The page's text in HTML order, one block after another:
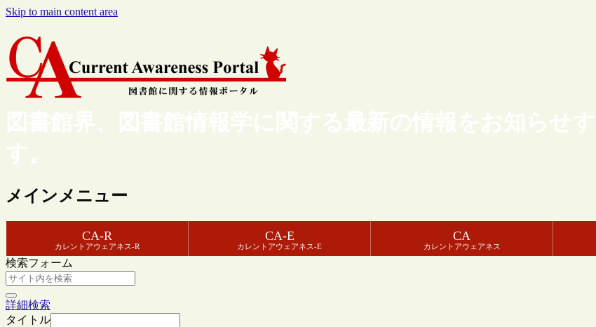
Skip to main content area
図書館界、図書館情報学に関する最新の情報をお知らせ
す。
メインメニュー
CA-R
カレントアウェアネス-R
CA-E
カレントアウェアネス-E
CA
カレントアウェアネス
検索フォーム
詳細検索
タイトル